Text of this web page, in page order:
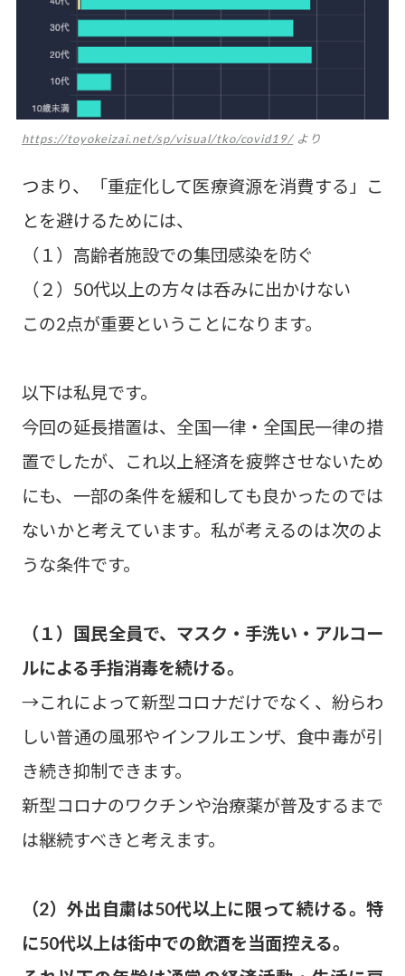
https://toyokeizai.net/sp/visual/tko/covid19/ より
つまり、「重症化して医療資源を消費する」こ
とを避けるためには、
（１）高齢者施設での集団感染を防ぐ
（２）50代以上の方々は呑みに出かけない
この2点が重要ということになります。
以下は私見です。
今回の延長措置は、全国一律・全国民一律の措
置でしたが、これ以上経済を疲弊させないため
にも、一部の条件を緩和しても良かったのでは
ないかと考えています。私が考えるのは次のよ
うな条件です。
（１）国民全員で、マスク・手洗い・アルコー
ルによる手指消毒を続ける。
→これによって新型コロナだけでなく、紛らわ
しい普通の風邪やインフルエンザ、食中毒が引
き続き抑制できます。
新型コロナのワクチンや治療薬が普及するまで
は継続すべきと考えます。
（2）外出自粛は50代以上に限って続ける。特
に50代以上は街中での飲酒を当面控える。